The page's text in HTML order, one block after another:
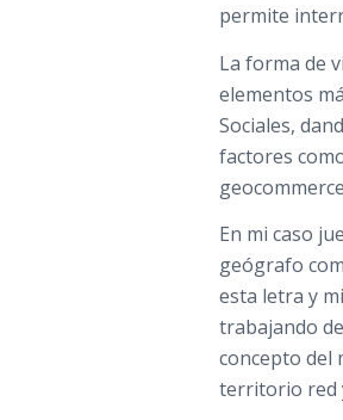
permite
La forma de
elementos
Sociales,
factores
En mi caso
geógrafo
esta letra y
trabajando
concepto del
territorio red